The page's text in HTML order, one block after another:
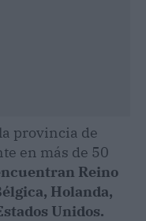
provincia de
en más de 50
Reino
Holanda,
Unidos.